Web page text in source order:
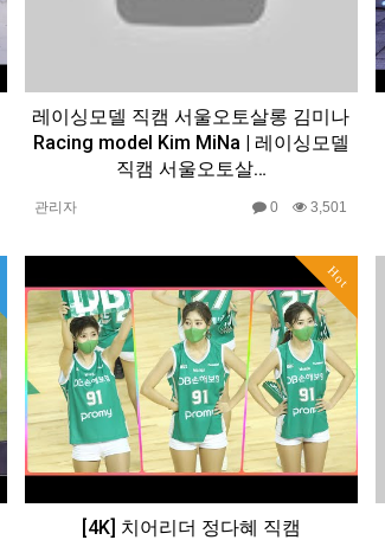
레이싱모델 직캠 서울오토살롱 김미나
Racing model Kim MiNa | 레이싱모델
직캠 서울오토살…
관리자 0 3,501
Hot
[4K] 치어리더 정다혜 직캠